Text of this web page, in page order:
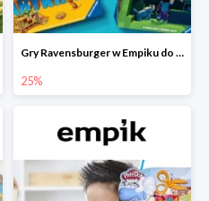
Gry Ravensburger w Empiku do -25%
25%